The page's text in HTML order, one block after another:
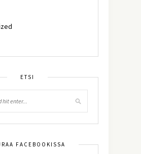
ETSI
FACEBOOKISSA